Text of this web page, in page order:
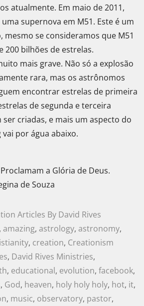
atualmente. Em maio de 2011,
supernova em M51. Este é um
se consideramos que M51
200 bilhões de estrelas.
mais grave. Não só a explosão
rara, mas os astrônomos
encontrar estrelas de primeira
de segunda e terceira
criadas, e mais um aspecto do
por água abaixo.
a Glória de Deus.
de Souza
Articles By David Rives
, amazing, astrology, astronomy,
, creation, Creationism
, David Rives Ministries,
, educational, evolution, facebook,
, God, heaven, holy holy holy, hot, it,
, music, observatory, pastor,